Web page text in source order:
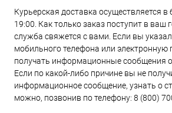
Курьерская доставка осуществляется в
19:00. Как только заказ поступит в ваш
служба свяжется с вами. Если вы
мобильного телефона или электронную
получать информационные сообщения о
Если по какой-либо причине вы не
информационное сообщение, узнать о
можно, позвонив по телефону: 8 (800)